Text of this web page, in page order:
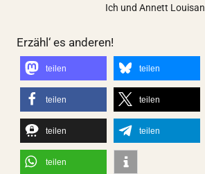
Ich und Annett Louisan
Erzähl‘ es anderen!
teilen teilen
teilen teilen
teilen teilen
teilen